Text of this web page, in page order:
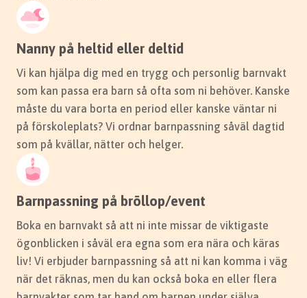
Barnpassning i Norrköping
I Norrköping hjälper våra barnvakter familjer i
livspusslet tryggt och säkert.
Hitta barnvakt i Norrköping
Nanny på heltid eller deltid
Vi kan hjälpa dig med en trygg och personlig barnvakt
som kan passa era barn så ofta som ni behöver. Kanske
måste du vara borta en period eller kanske väntar ni
på förskoleplats? Vi ordnar barnpassning såväl dagtid
som på kvällar, nätter och helger.
Barnpassning på bröllop/event
Boka en barnvakt så att ni inte missar de viktigaste
ögonblicken i såväl era egna som era nära och käras
liv! Vi erbjuder barnpassning så att ni kan komma i väg
när det räknas, men du kan också boka en eller flera